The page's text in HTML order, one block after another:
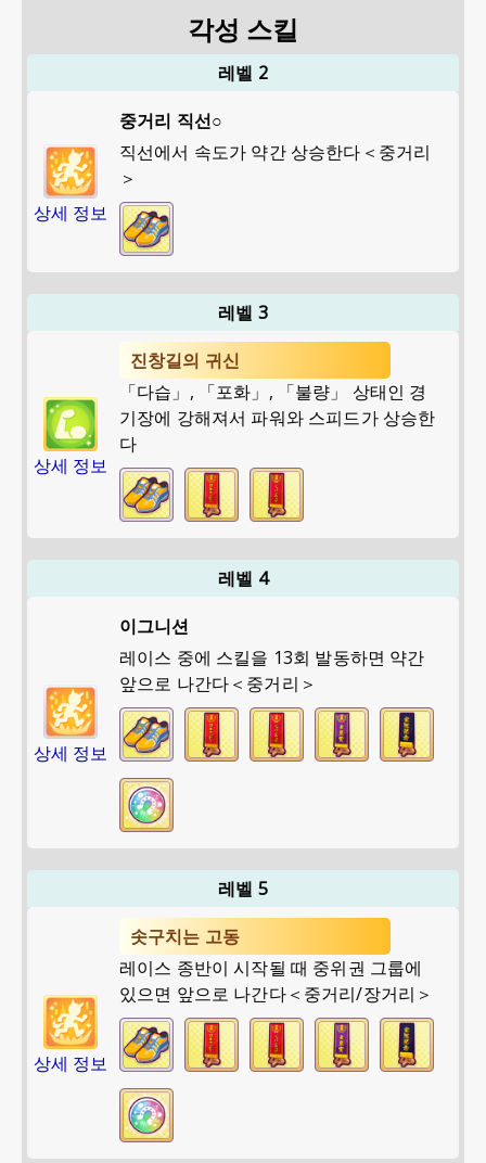
각성 스킬
레벨 2
상세 정보
중거리 직선○
직선에서 속도가 약간 상승한다＜중거리
＞
레벨 3
상세 정보
진창길의 귀신
「다습」, 「포화」, 「불량」 상태인 경
기장에 강해져서 파워와 스피드가 상승한
다
레벨 4
상세 정보
이그니션
레이스 중에 스킬을 13회 발동하면 약간
앞으로 나간다＜중거리＞
레벨 5
상세 정보
솟구치는 고동
레이스 종반이 시작될 때 중위권 그룹에
있으면 앞으로 나간다＜중거리/장거리＞